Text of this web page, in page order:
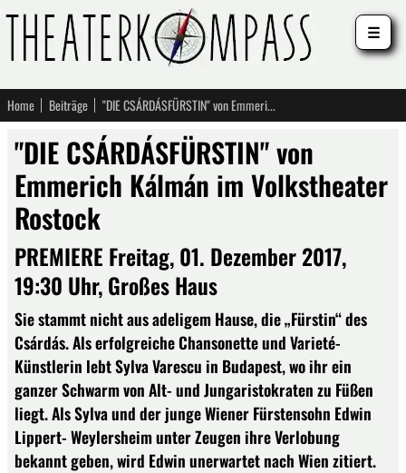
Home Beiträge "DIE CSÁRDÁSFÜRSTIN" von Emmerich Kálmán im Volkstheater Rostock
"DIE CSÁRDÁSFÜRSTIN" von
Emmerich Kálmán im Volkstheater
Rostock
PREMIERE Freitag, 01. Dezember 2017,
19:30 Uhr, Großes Haus
Sie stammt nicht aus adeligem Hause, die „Fürstin“ des
Csárdás. Als erfolgreiche Chansonette und Varieté-
Künstlerin lebt Sylva Varescu in Budapest, wo ihr ein
ganzer Schwarm von Alt- und Jungaristokraten zu Füßen
liegt. Als Sylva und der junge Wiener Fürstensohn Edwin
Lippert- Weylersheim unter Zeugen ihre Verlobung
bekannt geben, wird Edwin unerwartet nach Wien zitiert.
☰